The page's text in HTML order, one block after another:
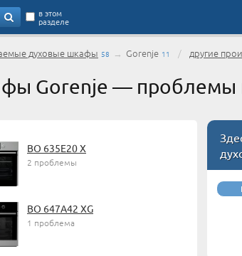
в этом
разделе
духовые шкафы 58 → Gorenje 11 / другие
Gorenje — проблемы
BO 635E20 X
2 проблемы
BO 647A42 XG
1 проблема